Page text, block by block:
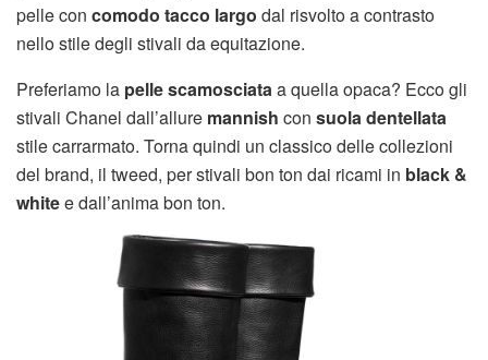
pelle con comodo tacco largo dal risvolto a contrasto
nello stile degli stivali da equitazione.
Preferiamo la pelle scamosciata a quella opaca? Ecco gli
stivali Chanel dall’allure mannish con suola dentellata
stile carrarmato. Torna quindi un classico delle collezioni
del brand, il tweed, per stivali bon ton dai ricami in black &
whitee dall’anima bon ton.